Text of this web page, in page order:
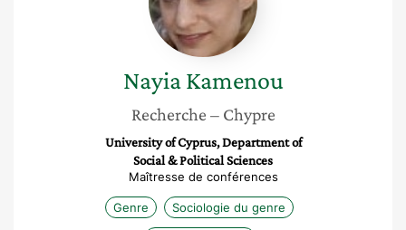
Nayia Kamenou
Recherche – Chypre
University of Cyprus, Department of
Social & Political Sciences
Maîtresse de conférences
Genre Sociologie du genre